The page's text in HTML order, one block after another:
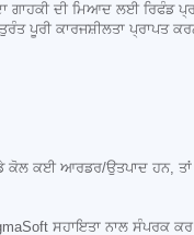
ਗਾਹਕੀ ਦੀ ਮਿਆਦ ਲਈ ਰਿਫੰਡ
ਪੂਰੀ ਕਾਰਜਸ਼ੀਲਤਾ ਪ੍ਰਾਪਤ
ਕੋਲ ਕਈ ਆਰਡਰ/ਉਤਪਾਦ ਹਨ, ਤਾਂ
ਸਹਾਇਤਾ ਨਾਲ ਸੰਪਰਕ